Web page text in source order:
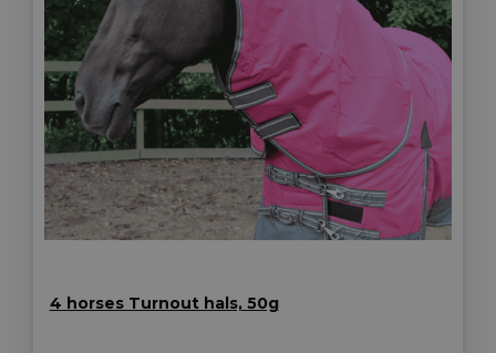
4 horses Turnout hals, 50g